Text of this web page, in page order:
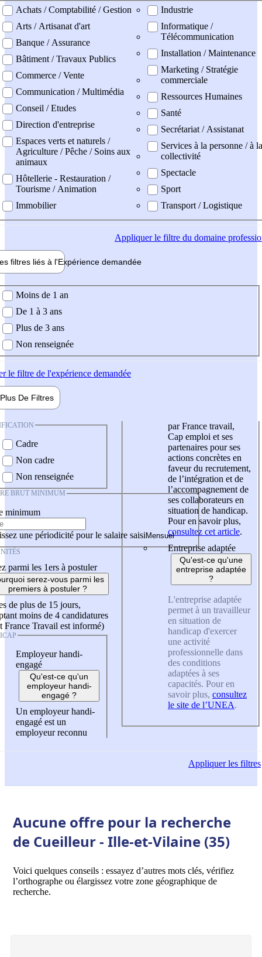
professionel
Achats / Comptabilité / Gestion
Arts / Artisanat d'art
Banque / Assurance
Bâtiment / Travaux Publics
Commerce / Vente
Communication / Multimédia
Conseil / Etudes
Direction d'entreprise
Espaces verts et naturels /
Agriculture / Pêche / Soins aux
animaux
Hôtellerie - Restauration /
Tourisme / Animation
Immobilier
Industrie
Informatique /
Télécommunication
Installation / Maintenance
Marketing / Stratégie
commerciale
Ressources Humaines
Santé
Secrétariat / Assistanat
Services à la personne / à la
collectivité
Spectacle
Sport
Transport / Logistique
Appliquerle filtre du domaine
filtres liés à l'Expérience demandée
demandée
Moins de 1 an
De 1 à 3 ans
Plus de 3 ans
Non renseignée
le filtre de l'expérience demandée
Plus De Filtres
Cadre
Non cadre
Non renseignée
BRUT MINIMUM
minimum
une périodicité pour le salaire saisi
parmi les 1ers à postuler
serez-vous parmi les
premiers à postuler ?
de plus de 15 jours,
moins de 4 candidatures
France Travail est informé)
Employeur handi-
engagé
Qu'est-ce qu'un
employeur handi-
engagé ?
Un employeur handi-
engagé est un
employeur reconnu
par France travail,
Cap emploi et ses
partenaires pour ses
actions concrètes en
faveur du recrutement,
de l’intégration et de
l’accompagnement de
ses collaborateurs en
situation de handicap.
Pour en savoir plus,
consultez cet article.
Entreprise adaptée
Qu'est-ce qu'une
entreprise adaptée
?
L'entreprise adaptée
permet à un travailleur
en situation de
handicap d'exercer
une activité
professionnelle dans
des conditions
adaptées à ses
capacités. Pour en
savoir plus, consultez
le site de l’UNEA.
Appliquerles filtres
Aucune offre pour la recherche
de Cueilleur - Ille-et-Vilaine (35)
Voici quelques conseils : essayez d’autres mots clés, vérifiez
l’orthographe ou élargissez votre zone géographique de
recherche.